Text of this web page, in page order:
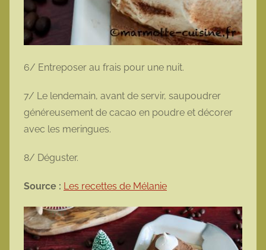
6/ Entreposer au frais pour une nuit.
7/ Le lendemain, avant de servir, saupoudrer
généreusement de cacao en poudre et décorer
avec les meringues.
8/ Déguster.
Source : Les recettes de Mélanie